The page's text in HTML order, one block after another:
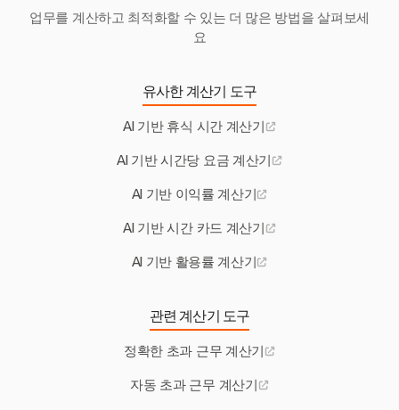
업무를 계산하고 최적화할 수 있는 더 많은 방법을 살펴보세
요
유사한 계산기 도구
AI 기반 휴식 시간 계산기
AI 기반 시간당 요금 계산기
AI 기반 이익률 계산기
AI 기반 시간 카드 계산기
AI 기반 활용률 계산기
관련 계산기 도구
정확한 초과 근무 계산기
자동 초과 근무 계산기